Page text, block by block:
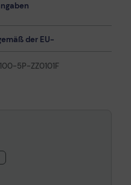
der EU-
5P-ZZ0101F